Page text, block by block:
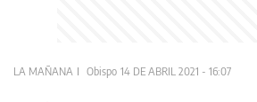
LA MAÑANA Obispo 14 DE ABRIL 2021 - 16:07